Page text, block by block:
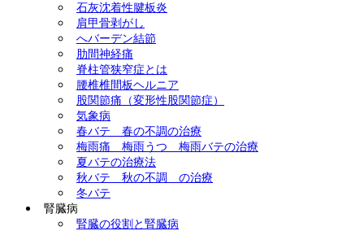
石灰沈着性腱板炎
肩甲骨剥がし
へバーデン結節
肋間神経痛
脊柱管狭窄症とは
腰椎椎間板ヘルニア
股関節痛（変形性股関節症）
気象病
春バテ 春の不調の治療
梅雨痛 梅雨うつ 梅雨バテの治療
夏バテの治療法
秋バテ 秋の不調 の治療
冬バテ
腎臓病
腎臓の役割と腎臓病